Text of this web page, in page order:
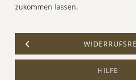
zukommen lassen.
HILFE